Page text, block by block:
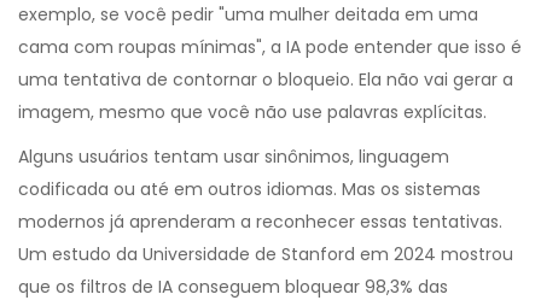
exemplo, se você pedir "uma mulher deitada em uma
cama com roupas mínimas", a IA pode entender que isso é
uma tentativa de contornar o bloqueio. Ela não vai gerar a
imagem, mesmo que você não use palavras explícitas.
Alguns usuários tentam usar sinônimos, linguagem
codificada ou até em outros idiomas. Mas os sistemas
modernos já aprenderam a reconhecer essas tentativas.
Um estudo da Universidade de Stanford em 2024 mostrou
que os filtros de IA conseguem bloquear 98,3% das